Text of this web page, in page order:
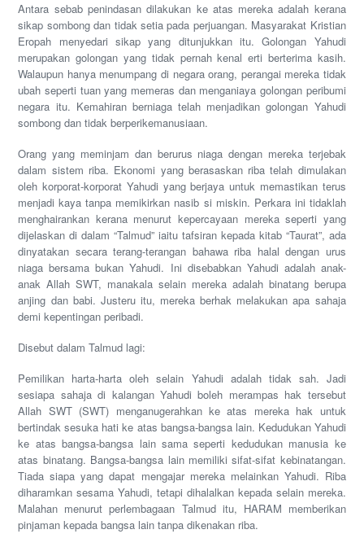
Antara sebab penindasan dilakukan ke atas mereka adalah kerana
sikap sombong dan tidak setia pada perjuangan. Masyarakat Kristian
Eropah menyedari sikap yang ditunjukkan itu. Golongan Yahudi
merupakan golongan yang tidak pernah kenal erti berterima kasih.
Walaupun hanya menumpang di negara orang, perangai mereka tidak
ubah seperti tuan yang memeras dan menganiaya golongan peribumi
negara itu. Kemahiran berniaga telah menjadikan golongan Yahudi
sombong dan tidak berperikemanusiaan.
Orang yang meminjam dan berurus niaga dengan mereka terjebak
dalam sistem riba. Ekonomi yang berasaskan riba telah dimulakan
oleh korporat-korporat Yahudi yang berjaya untuk memastikan terus
menjadi kaya tanpa memikirkan nasib si miskin. Perkara ini tidaklah
menghairankan kerana menurut kepercayaan mereka seperti yang
dijelaskan di dalam “Talmud” iaitu tafsiran kepada kitab “Taurat”, ada
dinyatakan secara terang-terangan bahawa riba halal dengan urus
niaga bersama bukan Yahudi. Ini disebabkan Yahudi adalah anak-
anak Allah SWT, manakala selain mereka adalah binatang berupa
anjing dan babi. Justeru itu, mereka berhak melakukan apa sahaja
demi kepentingan peribadi.
Disebut dalam Talmud lagi:
Pemilikan harta-harta oleh selain Yahudi adalah tidak sah. Jadi
sesiapa sahaja di kalangan Yahudi boleh merampas hak tersebut
Allah SWT (SWT) menganugerahkan ke atas mereka hak untuk
bertindak sesuka hati ke atas bangsa-bangsa lain. Kedudukan Yahudi
ke atas bangsa-bangsa lain sama seperti kedudukan manusia ke
atas binatang. Bangsa-bangsa lain memiliki sifat-sifat kebinatangan.
Tiada siapa yang dapat mengajar mereka melainkan Yahudi. Riba
diharamkan sesama Yahudi, tetapi dihalalkan kepada selain mereka.
Malahan menurut perlembagaan Talmud itu, HARAM memberikan
pinjaman kepada bangsa lain tanpa dikenakan riba.